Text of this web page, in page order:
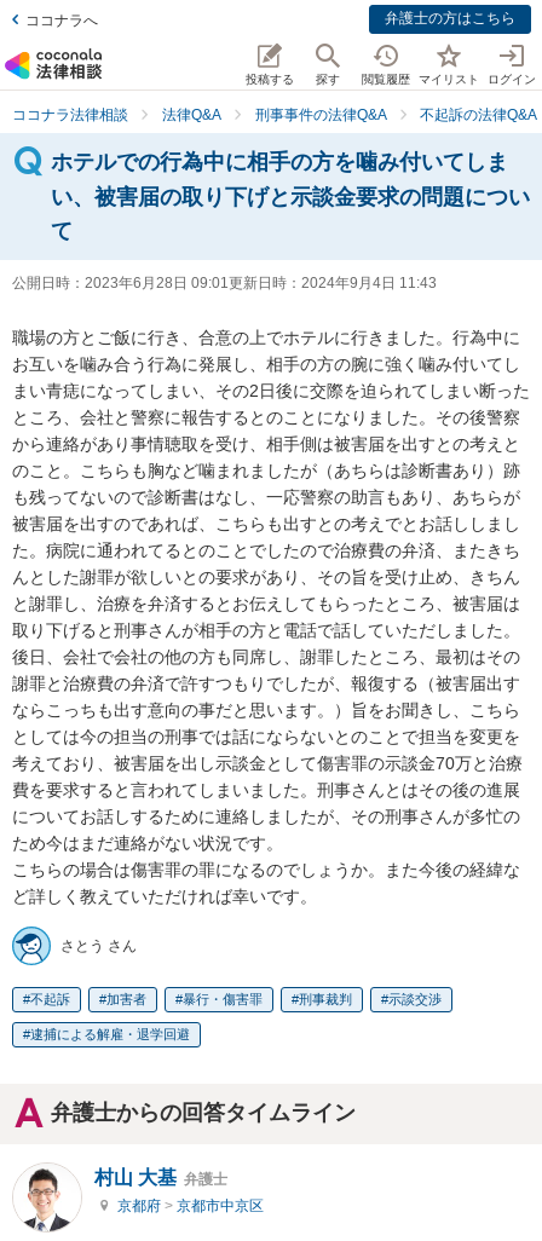
ココナラへ 弁護士の方はこちら
投稿する 探す 閲覧履歴 マイリスト ログイン
ココナラ法律相談 法律Q&A 刑事事件の法律Q&A 不起訴の法律Q&A
ホテルでの行為中に相手の方を噛み付いてしま
い、被害届の取り下げと示談金要求の問題につい
て
公開日時： 2023年6月28日 09:01更新日時： 2024年9月4日 11:43
職場の方とご飯に行き、合意の上でホテルに行きました。行為中に
お互いを噛み合う行為に発展し、相手の方の腕に強く噛み付いてし
まい青痣になってしまい、その2日後に交際を迫られてしまい断った
ところ、会社と警察に報告するとのことになりました。その後警察
から連絡があり事情聴取を受け、相手側は被害届を出すとの考えと
のこと。こちらも胸など噛まれましたが（あちらは診断書あり）跡
も残ってないので診断書はなし、一応警察の助言もあり、あちらが
被害届を出すのであれば、こちらも出すとの考えでとお話ししまし
た。病院に通われてるとのことでしたので治療費の弁済、またきち
んとした謝罪が欲しいとの要求があり、その旨を受け止め、きちん
と謝罪し、治療を弁済するとお伝えしてもらったところ、被害届は
取り下げると刑事さんが相手の方と電話で話していただしました。
後日、会社で会社の他の方も同席し、謝罪したところ、最初はその
謝罪と治療費の弁済で許すつもりでしたが、報復する（被害届出す
ならこっちも出す意向の事だと思います。）旨をお聞きし、こちら
としては今の担当の刑事では話にならないとのことで担当を変更を
考えており、被害届を出し示談金として傷害罪の示談金70万と治療
費を要求すると言われてしまいました。刑事さんとはその後の進展
についてお話しするために連絡しましたが、その刑事さんが多忙の
ため今はまだ連絡がない状況です。
こちらの場合は傷害罪の罪になるのでしょうか。また今後の経緯な
ど詳しく教えていただければ幸いです。
さとう さん
不起訴 加害者 暴行・傷害罪 刑事裁判 示談交渉
逮捕による解雇・退学回避
弁護士からの回答タイムライン
村山 大基 弁護士
京都府 > 京都市中京区